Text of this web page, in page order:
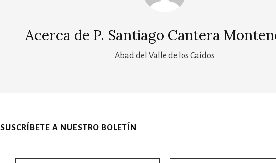
Acerca de P. Santiago Cantera
Abad del Valle de los Caídos
SUSCRÍBETE A NUESTRO BOLETÍN